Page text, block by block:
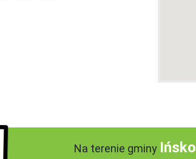
Na terenie gminy Ińsko